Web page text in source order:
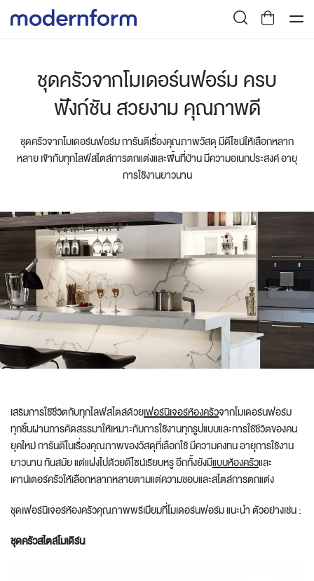
ชุดครัวจากโมเดอร์นฟอร์ม ครบ
ฟังก์ชัน สวยงาม คุณภาพดี
ชุดครัวจากโมเดอร์นฟอร์ม การันตีเรื่องคุณภาพวัสดุ มีดีไซน์ให้เลือกหลาก
หลาย เข้ากับทุกไลฟ์สไตล์การตกแต่งและพื้นที่บ้าน มีความอเนกประสงค์ อายุ
การใช้งานยาวนาน
เสริมการใช้ชีวิตกับทุกไลฟ์สไตล์ด้วยเฟอร์นิเจอร์ห้องครัวจากโมเดอร์นฟอร์ม
ทุกชิ้นผ่านการคัดสรรมาให้เหมาะกับการใช้งานทุกรูปแบบและการใช้ชีวิตของคน
ยุคใหม่ การันตีในเรื่องคุณภาพของวัสดุที่เลือกใช้ มีความคงทน อายุการใช้งาน
ยาวนาน ทันสมัย แต่แฝงไปด้วยดีไซน์เรียบหรู อีกทั้งยังมีแบบห้องครัวและ
เคาน์เตอร์ครัวให้เลือกหลากหลายตามแต่ความชอบและสไตล์การตกแต่ง
ชุดเฟอร์นิเจอร์ห้องครัวคุณภาพพรีเมียมที่โมเดอร์นฟอร์ม แนะนำ ตัวอย่างเช่น :
ชุดครัวสไตล์โมเดิร์น